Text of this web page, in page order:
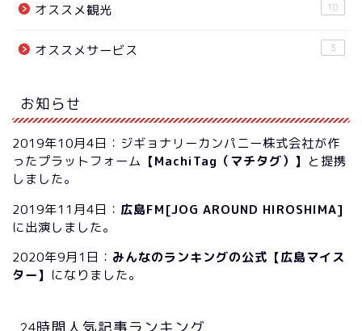
オススメ観光 10
オススメサービス 3
お知らせ
2019年10月4日：ジギョナリーカンパニー株式会社が作
ったプラットフォーム 【MachiTag（マチタグ）】 と提携
しました。
2019年11月4日： 広島FM[JOG AROUND HIROSHIMA]
に出演しました。
2020年9月1日： みんなのランキングの公式【広島マイス
ター】 になりました。
24時間人気記事ランキング